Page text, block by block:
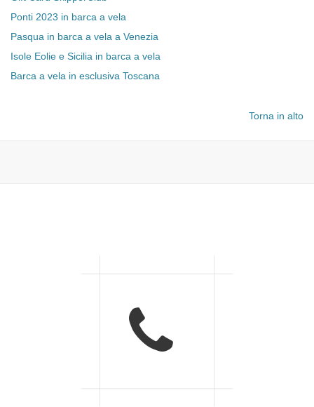
Ponti 2023 in barca a vela
Pasqua in barca a vela a Venezia
Isole Eolie e Sicilia in barca a vela
Barca a vela in esclusiva Toscana
Torna in alto